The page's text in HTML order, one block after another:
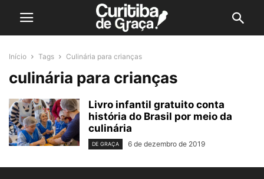
Início Tags Culinária para crianças
culinária para crianças
Livro infantil gratuito conta
história do Brasil por meio da
culinária
DE GRAÇA 6 de dezembro de 2019